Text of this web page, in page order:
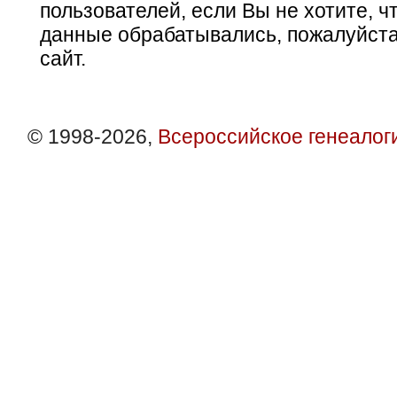
пользователей, если Вы не хотите,
данные обрабатывались,
сайт.
© 1998-2026, Всероссийское